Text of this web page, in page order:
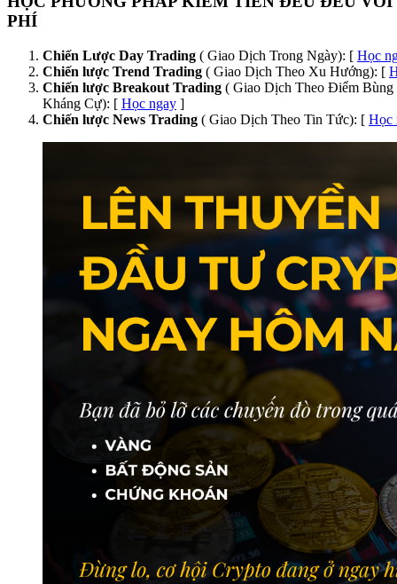
PHÍ
Chiến Lược Day Trading ( Giao Dịch Trong Ngày): [ Học
Chiến lược Trend Trading ( Giao Dịch Theo Xu Hướng): [
Chiến lược Breakout Trading ( Giao Dịch Theo Điểm Bùng
Kháng Cự): [ Học ngay ]
Chiến lược News Trading ( Giao Dịch Theo Tin Tức): [ Học